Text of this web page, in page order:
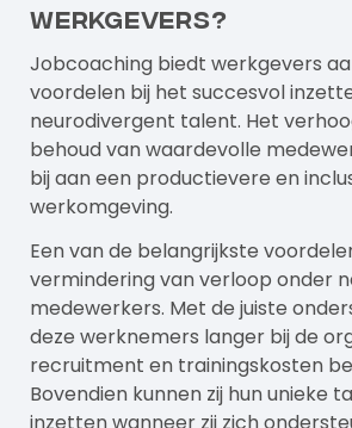
werkgevers?
Jobcoaching biedt werkgevers
voordelen bij het succesvol
neurodivergent talent. Het
behoud van waardevolle
bij aan een productievere en
werkomgeving.
Een van de belangrijkste
vermindering van verloop onder
medewerkers. Met de juiste
deze werknemers langer bij de
recruitment en trainingskosten
Bovendien kunnen zij hun unieke
inzetten wanneer zij zich